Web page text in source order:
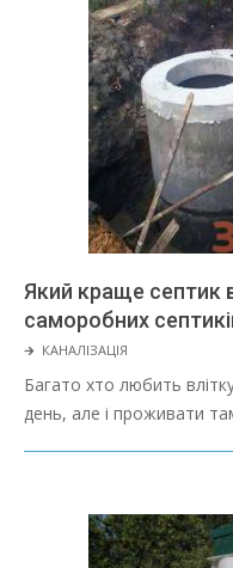
Який краще септик
саморобних
2022-
03-
🡲 КАНАЛІЗАЦІЯ
Багато хто любить
день, але і проживати